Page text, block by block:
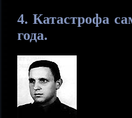
4.Катастрофа
года.